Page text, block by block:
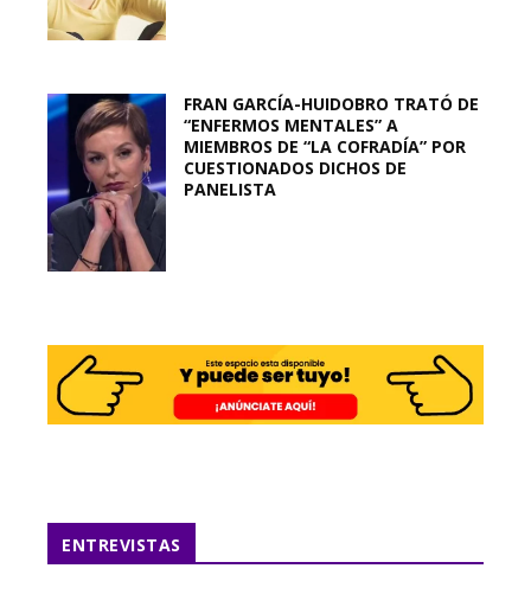
FRAN GARCÍA-HUIDOBRO TRATÓ DE
“ENFERMOS MENTALES” A
MIEMBROS DE “LA COFRADÍA” POR
CUESTIONADOS DICHOS DE
PANELISTA
ENTREVISTAS